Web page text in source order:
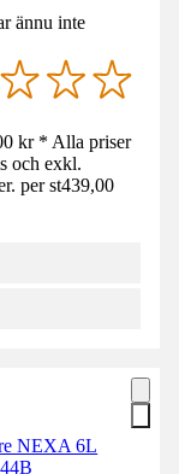
ännu inte
kr * Alla priser
och exkl.
per st439,00
NEXA 6L